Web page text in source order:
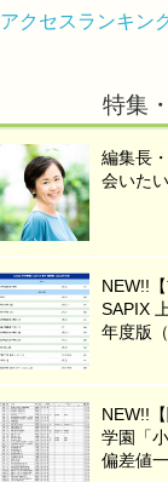
アクセスランキン
特集
編集長
会いたい
NEW!!
SAPIX
年度版
NEW!!
学園「
偏差値